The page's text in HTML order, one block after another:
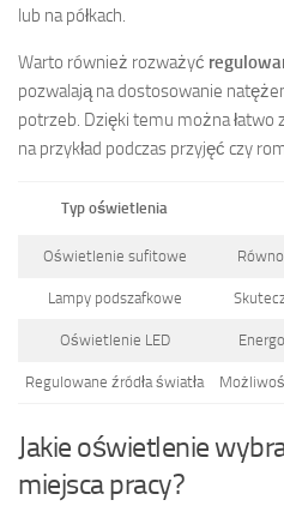
lub na półkach.
Warto również rozważyć
pozwalają na dostosowanie
potrzeb. Dzięki temu można
na przykład podczas przyjęć czy
Typ oświetlenia
Oświetlenie sufitowe
Lampy podszafkowe
Oświetlenie LED
Regulowane źródła światła
Jakie oświetlenie
miejsca pracy?